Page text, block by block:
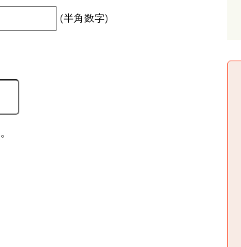
(半角数字)